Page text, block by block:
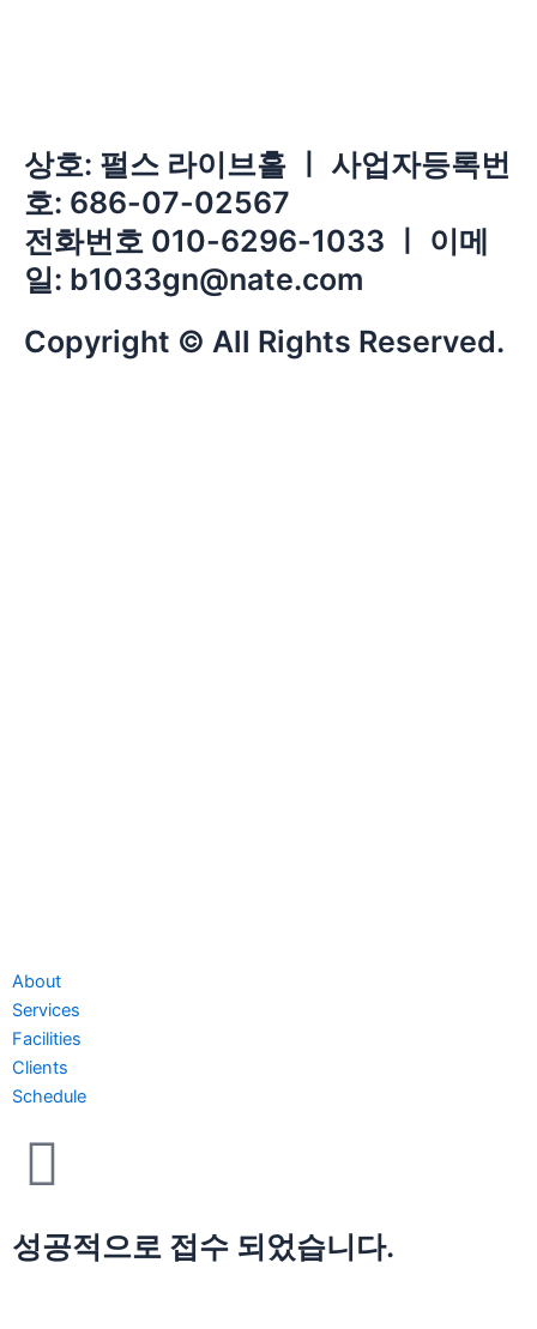
상호: 펄스 라이브홀 ㅣ 사업자등록번
호: 686-07-02567
전화번호 010-6296-1033 ㅣ 이메
일: b1033gn@nate.com
Copyright © All Rights Reserved.
About
Services
Facilities
Clients
Schedule
성공적으로 접수 되었습니다.